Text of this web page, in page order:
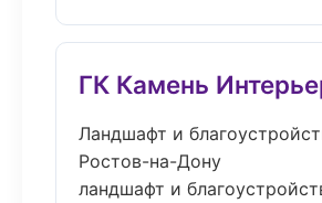
ГК Камень
Ландшафт и
Ростов-на-Дону
ландшафт и